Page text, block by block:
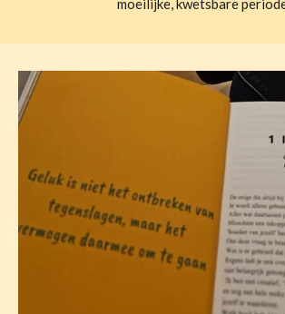
moeilijke, kwetsbare